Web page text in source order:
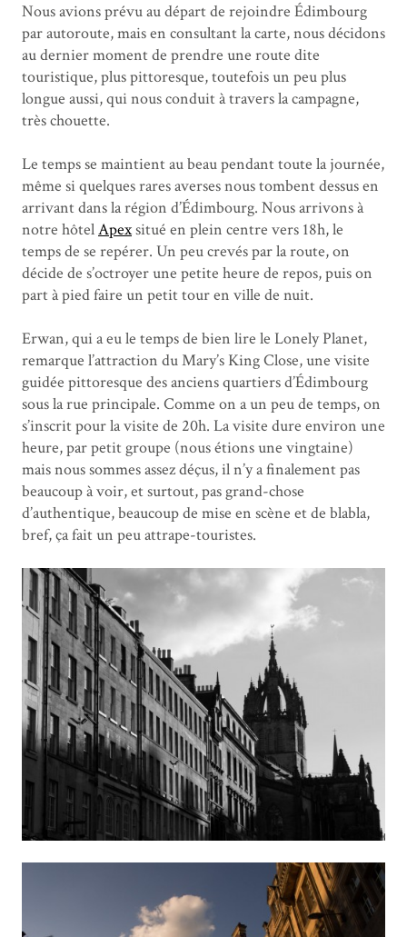
Nous avions prévu au départ de rejoindre Édimbourg
par autoroute, mais en consultant la carte, nous décidons
au dernier moment de prendre une route dite
touristique, plus pittoresque, toutefois un peu plus
longue aussi, qui nous conduit à travers la campagne,
très chouette.
Le temps se maintient au beau pendant toute la journée,
même si quelques rares averses nous tombent dessus en
arrivant dans la région d’Édimbourg. Nous arrivons à
notre hôtelApexsitué en plein centre vers 18h, le
temps de se repérer. Un peu crevés par la route, on
décide de s’octroyer une petite heure de repos, puis on
part à pied faire un petit tour en ville de nuit.
Erwan, qui a eu le temps de bien lire le Lonely Planet,
remarque l’attraction du Mary’s King Close, une visite
guidée pittoresque des anciens quartiers d’Édimbourg
sous la rue principale. Comme on a un peu de temps, on
s’inscrit pour la visite de 20h. La visite dure environ une
heure, par petit groupe (nous étions une vingtaine)
mais nous sommes assez déçus, il n’y a finalement pas
beaucoup à voir, et surtout, pas grand-chose
d’authentique, beaucoup de mise en scène et de blabla,
bref, ça fait un peu attrape-touristes.